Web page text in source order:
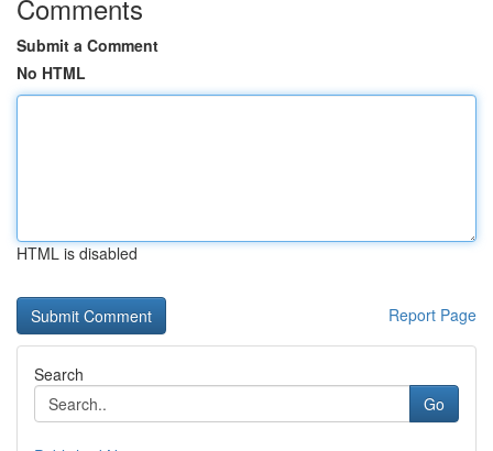
Comments
Submit a Comment
No HTML
HTML is disabled
Report Page
Search
Go